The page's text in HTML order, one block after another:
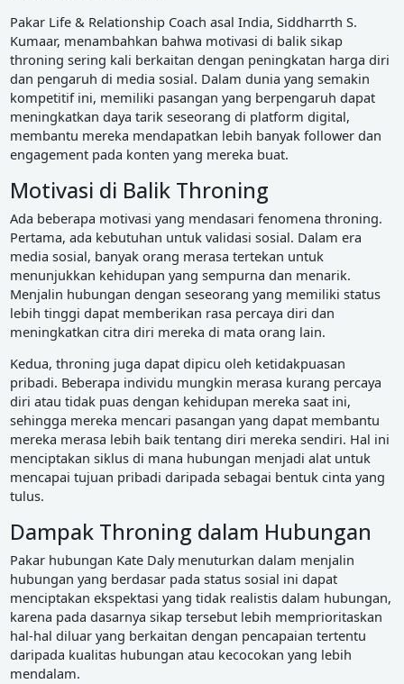
Pakar Life & Relationship Coach asal India, Siddharrth S.
Kumaar, menambahkan bahwa motivasi di balik sikap
throning sering kali berkaitan dengan peningkatan harga diri
dan pengaruh di media sosial. Dalam dunia yang semakin
kompetitif ini, memiliki pasangan yang berpengaruh dapat
meningkatkan daya tarik seseorang di platform digital,
membantu mereka mendapatkan lebih banyak follower dan
engagement pada konten yang mereka buat.
Motivasi di Balik Throning
Ada beberapa motivasi yang mendasari fenomena throning.
Pertama, ada kebutuhan untuk validasi sosial. Dalam era
media sosial, banyak orang merasa tertekan untuk
menunjukkan kehidupan yang sempurna dan menarik.
Menjalin hubungan dengan seseorang yang memiliki status
lebih tinggi dapat memberikan rasa percaya diri dan
meningkatkan citra diri mereka di mata orang lain.
Kedua, throning juga dapat dipicu oleh ketidakpuasan
pribadi. Beberapa individu mungkin merasa kurang percaya
diri atau tidak puas dengan kehidupan mereka saat ini,
sehingga mereka mencari pasangan yang dapat membantu
mereka merasa lebih baik tentang diri mereka sendiri. Hal ini
menciptakan siklus di mana hubungan menjadi alat untuk
mencapai tujuan pribadi daripada sebagai bentuk cinta yang
tulus.
Dampak Throning dalam Hubungan
Pakar hubungan Kate Daly menuturkan dalam menjalin
hubungan yang berdasar pada status sosial ini dapat
menciptakan ekspektasi yang tidak realistis dalam hubungan,
karena pada dasarnya sikap tersebut lebih memprioritaskan
hal-hal diluar yang berkaitan dengan pencapaian tertentu
daripada kualitas hubungan atau kecocokan yang lebih
mendalam.